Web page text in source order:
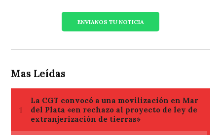
ENVIANOS TU NOTICIA
Mas Leídas